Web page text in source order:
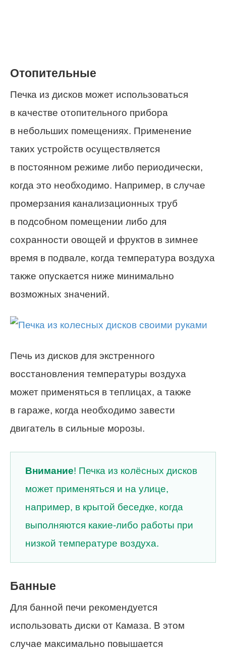
Отопительные
Печка из дисков может использоваться
в качестве отопительного прибора
в небольших помещениях. Применение
таких устройств осуществляется
в постоянном режиме либо периодически,
когда это необходимо. Например, в случае
промерзания канализационных труб
в подсобном помещении либо для
сохранности овощей и фруктов в зимнее
время в подвале, когда температура воздуха
также опускается ниже минимально
возможных значений.
Печь из дисков для экстренного
восстановления температуры воздуха
может применяться в теплицах, а также
в гараже, когда необходимо завести
двигатель в сильные морозы.
Внимание! Печка из колёсных дисков
может применяться и на улице,
например, в крытой беседке, когда
выполняются какие-либо работы при
низкой температуре воздуха.
Банные
Для банной печи рекомендуется
использовать диски от Камаза. В этом
случае максимально повышается